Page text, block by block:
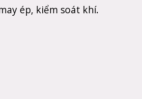
ép, kiểm soát khí.